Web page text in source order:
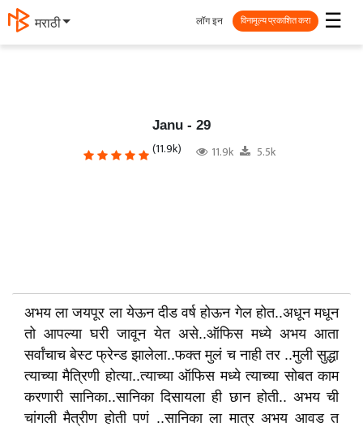
मराठी ☰
लॉग इन विनामूल्य प्रकाशित करा
Janu - 29
(11.9k) 11.9k 5.5k
अभय ला जयपूर ला येऊन दीड वर्ष होऊन गेल होत..अधून मधून
तो आपल्या घरी जावून येत असे..ऑफिस मध्ये अभय आता
सर्वांचाच बेस्ट फ्रेन्ड झालेला..फक्त मुलं च नाही तर ..मुली सुद्धा
त्याच्या मैत्रिणी होत्या..त्याच्या ऑफिस मध्ये त्याच्या सोबत काम
करणारी सानिका..सानिका दिसायला ही छान होती.. अभय ची
चांगली मैत्रीण होती पणं ..सानिका ला मात्र अभय आवड त